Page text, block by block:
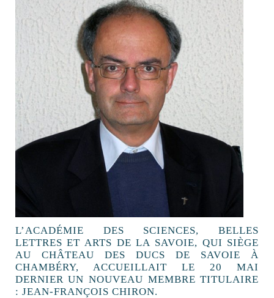
L’ACADÉMIE DES SCIENCES, BELLES
LETTRES ET ARTS DE LA SAVOIE, QUI SIÈGE
AU CHÂTEAU DES DUCS DE SAVOIE À
CHAMBÉRY, ACCUEILLAIT LE 20 MAI
DERNIER UN NOUVEAU MEMBRE TITULAIRE
: JEAN-FRANÇOIS CHIRON.